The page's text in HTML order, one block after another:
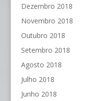
Dezembro 2018
Novembro 2018
Outubro 2018
Setembro 2018
Agosto 2018
Julho 2018
Junho 2018